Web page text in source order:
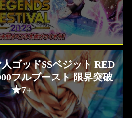
フルブースト 限界突破
★7+